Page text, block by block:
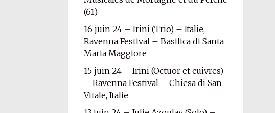
(61)
16 juin 24 – Irini (Trio) – Italie,
Ravenna Festival – Basilica di Santa
Maria Maggiore
15 juin 24 – Irini (Octuor et cuivres)
– Ravenna Festival – Chiesa di San
Vitale, Italie